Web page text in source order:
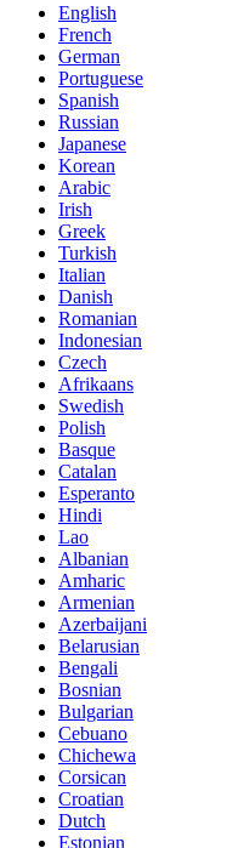
English
French
German
Portuguese
Spanish
Russian
Japanese
Korean
Arabic
Irish
Greek
Turkish
Italian
Danish
Romanian
Indonesian
Czech
Afrikaans
Swedish
Polish
Basque
Catalan
Esperanto
Hindi
Lao
Albanian
Amharic
Armenian
Azerbaijani
Belarusian
Bengali
Bosnian
Bulgarian
Cebuano
Chichewa
Corsican
Croatian
Dutch
Estonian